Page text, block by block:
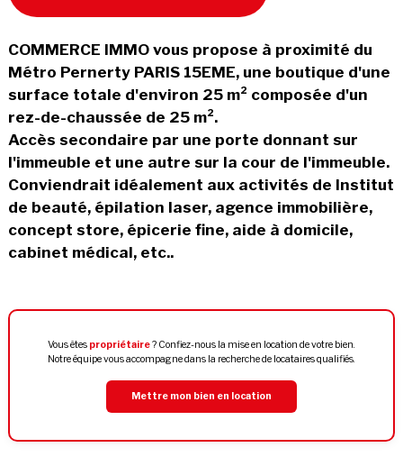
COMMERCE IMMO vous propose à proximité du
Métro Pernerty PARIS 15EME, une boutique d'une
surface totale d'environ 25 m² composée d'un
rez-de-chaussée de 25 m².
Accès secondaire par une porte donnant sur
l'immeuble et une autre sur la cour de l'immeuble.
Conviendrait idéalement aux activités de Institut
de beauté, épilation laser, agence immobilière,
concept store, épicerie fine, aide à domicile,
cabinet médical, etc..
Vous êtes propriétaire? Confiez-nous la mise en location de votre bien.
Notre équipe vous accompagne dans la recherche de locataires qualifiés.
Mettre mon bien en location